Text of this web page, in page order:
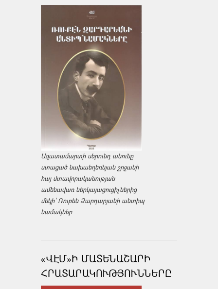
Ազատամարտի սերունդ անունը
ստացած նախաեղեռնյան շրջանի
հայ մտավորականության
ամենավառ ներկայացուցիչներից
մեկի՝ Ռուբեն Զարդարյանի անտիպ
նամակներ
«ՎԷՄ»Ի ՄԱՏԵՆԱՇԱՐԻ
ՀՐԱՏԱՐԱԿՈՒԹՅՈՒՆՆԵՐԸ